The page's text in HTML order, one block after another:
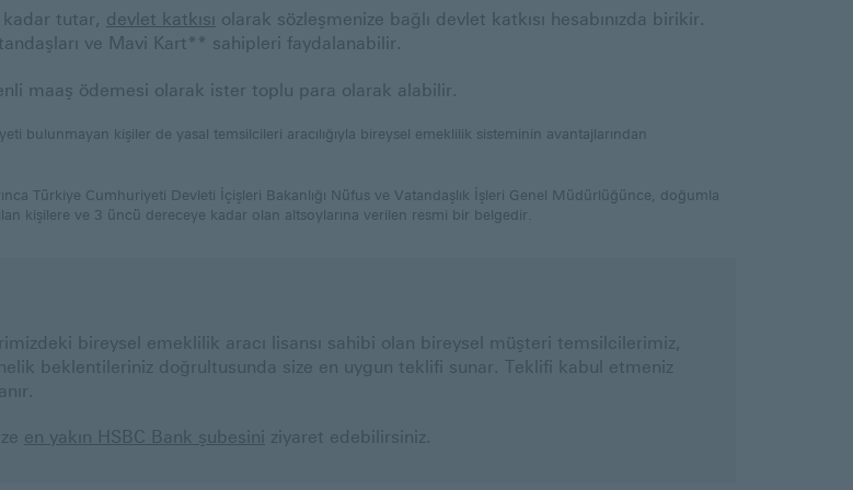
kadar tutar, devlet katkısı olarak sözleşmenize bağlı devlet katkısı hesabınızda birikir.
ve Mavi Kart** sahipleri faydalanabilir.
maaş ödemesi olarak ister toplu para olarak alabilir.
bulunmayan kişiler de yasal temsilcileri aracılığıyla bireysel emeklilik sisteminin avantajlarından
Türkiye Cumhuriyeti Devleti İçişleri Bakanlığı Nüfus ve Vatandaşlık İşleri Genel Müdürlüğünce, doğumla
kişilere ve 3 üncü dereceye kadar olan altsoylarına verilen resmi bir belgedir.
bireysel emeklilik aracı lisansı sahibi olan bireysel müşteri temsilcilerimiz,
beklentileriniz doğrultusunda size en uygun teklifi sunar. Teklifi kabul etmeniz
en yakın HSBC Bank şubesini ziyaret edebilirsiniz.